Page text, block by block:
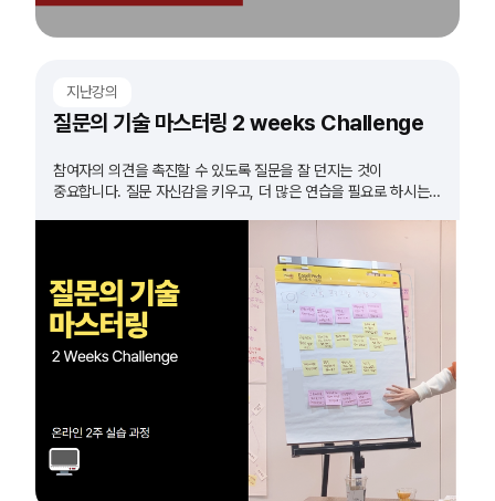
지난강의
질문의 기술 마스터링 2 weeks Challenge
참여자의 의견을 촉진할 수 있도록 질문을 잘 던지는 것이
중요합니다. 질문 자신감을 키우고, 더 많은 연습을 필요로 하시는